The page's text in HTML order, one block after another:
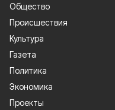
Общество
Происшествия
Культура
Газета
Политика
Экономика
Проекты